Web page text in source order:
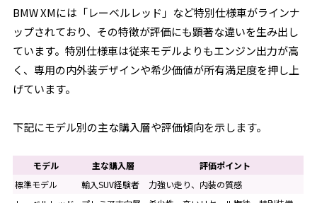
BMW XMには「レーベルレッド」など特別仕様車がラインナ
ップされており、その特徴が評価にも顕著な違いを生み出し
ています。特別仕様車は従来モデルよりもエンジン出力が高
く、専用の内外装デザインや希少価値が所有満足度を押し上
げています。
下記にモデル別の主な購入層や評価傾向を示します。
モデル 主な購入層
評価ポイント
標準モデル
輸入SUV経験者
力強い走り、内装の質感